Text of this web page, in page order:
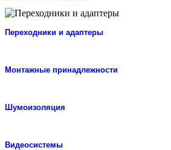
Переходники и адаптеры
Монтажные принадлежности
Шумоизоляция
Видеосистемы